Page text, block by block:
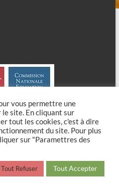
en Brie. All rights reserved. Theme
Powered by: WordPress.
vous permettre une
site. En cliquant sur
tout les cookies, c'est à dire
du site. Pour plus
sur "Paramettres des
Tout Refuser Tout Accepter